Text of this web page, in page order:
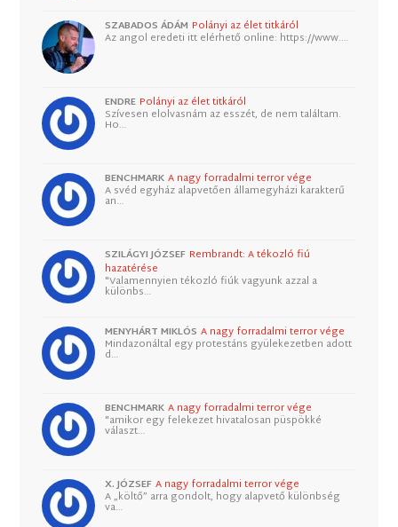
SZABADOS ÁDÁM Polányi az élet titkáról
Az angol eredeti itt elérhető online: https://www.…
ENDRE Polányi az élet titkáról
Szívesen elolvasnám az esszét, de nem találtam.
Ho…
BENCHMARK A nagy forradalmi terror vége
A svéd egyház alapvetően államegyházi karakterű
an…
SZILÁGYI JÓZSEF Rembrandt: A tékozló fiú
hazatérése
"Valamennyien tékozló fiúk vagyunk azzal a
különbs…
MENYHÁRT MIKLÓS A nagy forradalmi terror vége
Mindazonáltal egy protestáns gyülekezetben adott
d…
BENCHMARK A nagy forradalmi terror vége
"amikor egy felekezet hivatalosan püspökké
választ…
X. JÓZSEF A nagy forradalmi terror vége
A „költő” arra gondolt, hogy alapvető különbség
va…